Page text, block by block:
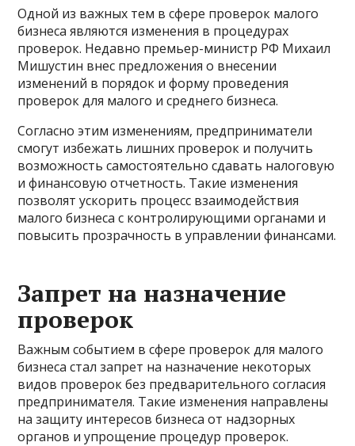
Одной из важных тем в сфере проверок малого
бизнеса являются изменения в процедурах
проверок. Недавно премьер-министр РФ Михаил
Мишустин внес предложения о внесении
изменений в порядок и форму проведения
проверок для малого и среднего бизнеса.
Согласно этим изменениям, предприниматели
смогут избежать лишних проверок и получить
возможность самостоятельно сдавать налоговую
и финансовую отчетность. Такие изменения
позволят ускорить процесс взаимодействия
малого бизнеса с контролирующими органами и
повысить прозрачность в управлении финансами.
Запрет на назначение
проверок
Важным событием в сфере проверок для малого
бизнеса стал запрет на назначение некоторых
видов проверок без предварительного согласия
предпринимателя. Такие изменения направлены
на защиту интересов бизнеса от надзорных
органов и упрощение процедур проверок.